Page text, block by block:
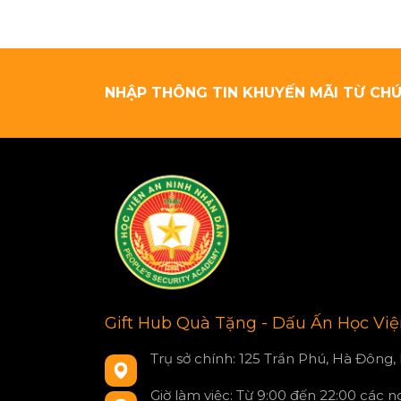
NHẬP THÔNG TIN KHUYẾN MÃI TỪ
Gift Hub Quà Tặng - Dấu Ấn Học
Trụ sở chính: 125 Trần Phú, Hà Đông,
Giờ làm việc: Từ 9:00 đến 22:00 các